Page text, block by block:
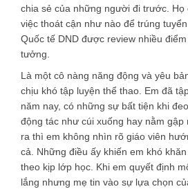
chia sẻ của những người đi trước. Họ
việc thoát cận như nào để trúng
Quốc tế DND được review nhiều
tưởng.
Là một cô nàng năng động và yêu
chịu khó tập luyện thể thao. Em đã
năm nay, có những sự bất tiện khi
động tác như cúi xuống hay nằm
ra thì em không nhìn rõ giáo viên
cả. Những điều ấy khiến em khó
theo kịp lớp học. Khi em quyết định
lắng nhưng mẹ tin vào sự lựa chọn